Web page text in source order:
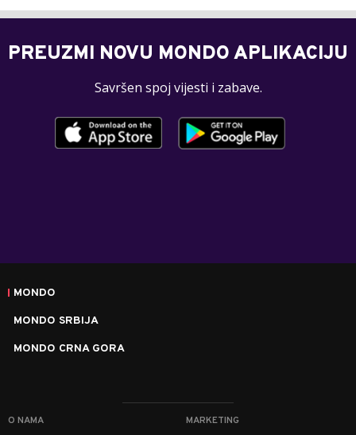
PREUZMI NOVU MONDO APLIKACIJU
Savršen spoj vijesti i zabave.
MONDO
MONDO SRBIJA
MONDO CRNA GORA
O NAMA MARKETING